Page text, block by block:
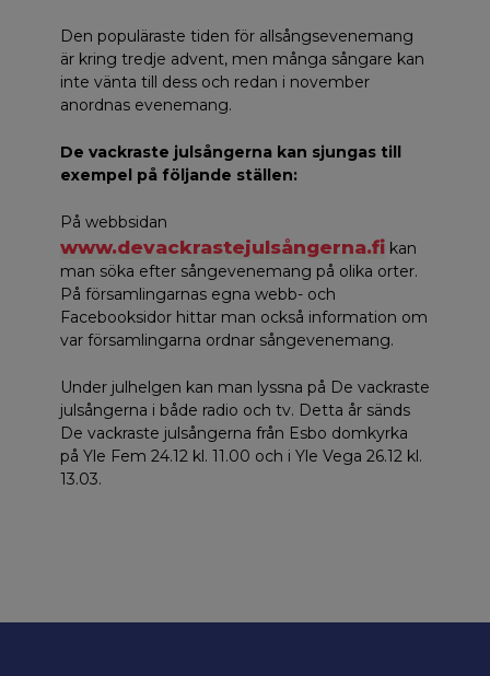
Den populäraste tiden för allsångsevenemang
är kring tredje advent, men många sångare kan
inte vänta till dess och redan i november
anordnas evenemang.
De vackraste julsångerna kan sjungas till
exempel på följande ställen:
På webbsidan
www.devackrastejulsångerna.fi kan
man söka efter sångevenemang på olika orter.
På församlingarnas egna webb- och
Facebooksidor hittar man också information om
var församlingarna ordnar sångevenemang.
Under julhelgen kan man lyssna på De vackraste
julsångerna i både radio och tv. Detta år sänds
De vackraste julsångerna från Esbo domkyrka
på Yle Fem 24.12 kl. 11.00 och i Yle Vega 26.12 kl.
13.03.